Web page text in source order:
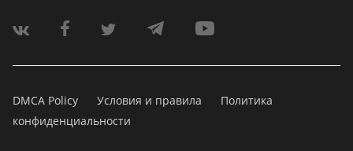
DMCA Policy Условия и правила
Политика
конфиденциальности